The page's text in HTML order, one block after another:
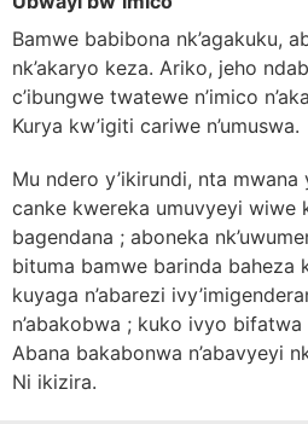
Bamwe babibona nk’agakuku,
nk’akaryo keza. Ariko, jeho
c’ibungwe twatewe n’imico
Kurya kw’igiti cariwe n’umuswa.
Mu ndero y’ikirundi, nta
canke kwereka umuvyeyi wiwe
bagendana ; aboneka
bituma bamwe barinda baheza
kuyaga n’abarezi
n’abakobwa ; kuko ivyo bifatwa
Abana bakabonwa n’abavyeyi
Ni ikizira.